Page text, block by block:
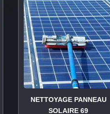
NETTOYAGE PANNEAU
SOLAIRE 69